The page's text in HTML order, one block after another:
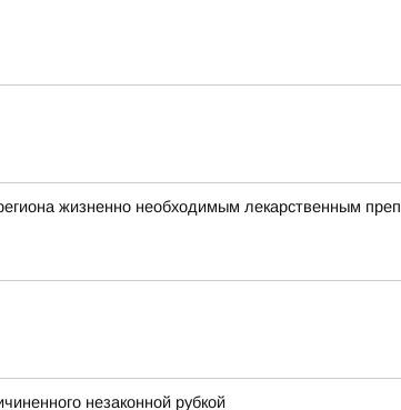
жизненно необходимым лекарственным
незаконной рубкой